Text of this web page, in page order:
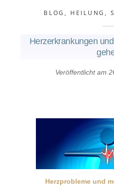
BLOG , HEILUNG ,
Herzerkrankungen
Veröffentlicht am
Herzprobleme und